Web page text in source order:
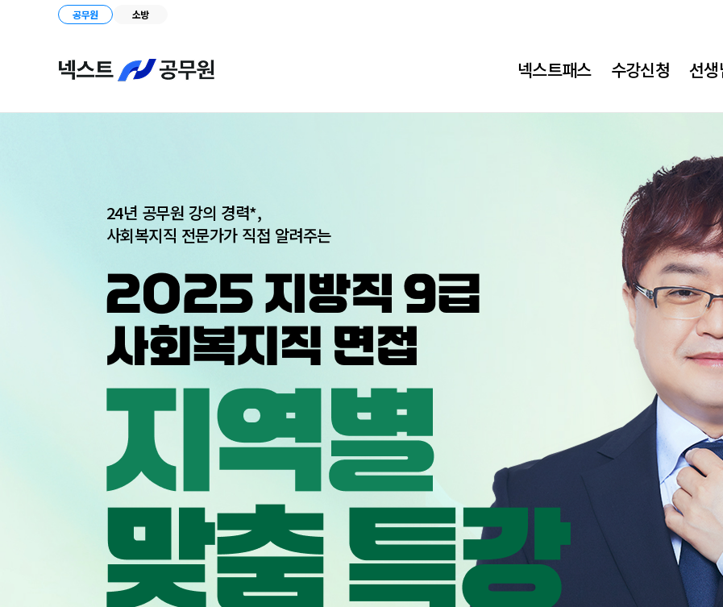
공무원 소방
넥스트패스 수강신청 선생
24년 공무원 강의 경력*,
사회복지직 전문가가 직접 알려주는